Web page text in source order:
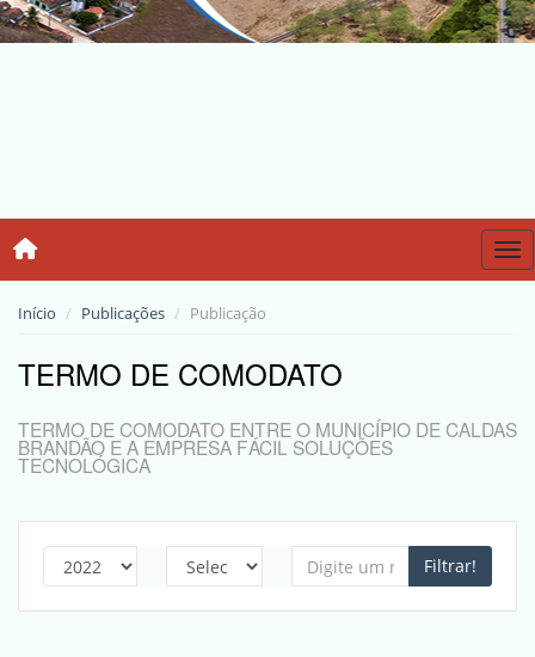
Início Publicações Publicação
TERMO DE COMODATO
TERMO DE COMODATO ENTRE O MUNICÍPIO DE CALDAS
BRANDÃO E A EMPRESA FÁCIL SOLUÇÕES
TECNOLÓGICA
Filtrar!